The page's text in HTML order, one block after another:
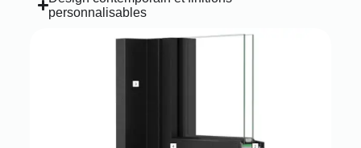
personnalisables